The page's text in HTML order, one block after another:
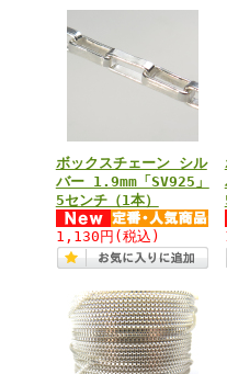
ボックスチェーン シル
バー 1.9mm「SV925」
5センチ（1本）
1,130円 (税込)